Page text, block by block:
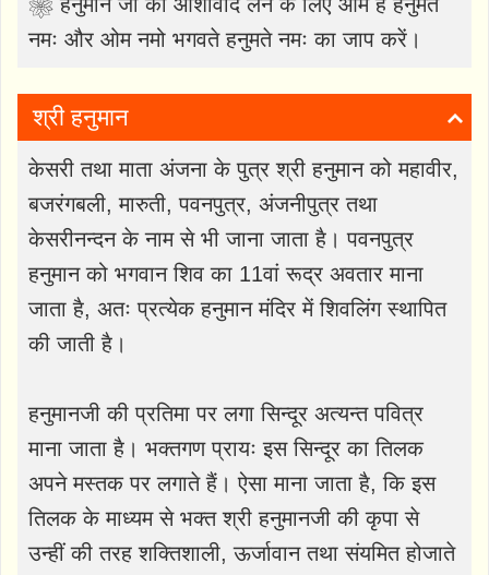
नमः और ओम नमो भगवते हनुमते नमः का जाप करें।
श्री हनुमान
केसरी तथा माता अंजना के पुत्र श्री हनुमान को महावीर,
बजरंगबली, मारुती, पवनपुत्र, अंजनीपुत्र तथा
केसरीनन्दन के नाम से भी जाना जाता है। पवनपुत्र
हनुमान को भगवान शिव का 11वां रूद्र अवतार माना
जाता है, अतः प्रत्येक हनुमान मंदिर में शिवलिंग स्थापित
की जाती है।
हनुमानजी की प्रतिमा पर लगा सिन्दूर अत्यन्त पवित्र
माना जाता है। भक्तगण प्रायः इस सिन्दूर का तिलक
अपने मस्तक पर लगाते हैं। ऐसा माना जाता है, कि इस
तिलक के माध्यम से भक्त श्री हनुमानजी की कृपा से
उन्हीं की तरह शक्तिशाली, ऊर्जावान तथा संयमित होजाते